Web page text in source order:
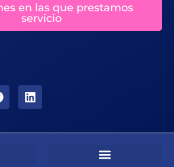
en las que prestamos
servicio